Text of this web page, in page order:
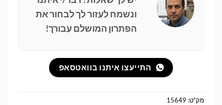
ונשמח לעזור לך לבחור את
הפתרון המושלם עבורך!
התייעצו איתנו בוואטסאפ
מק"ט: 15649